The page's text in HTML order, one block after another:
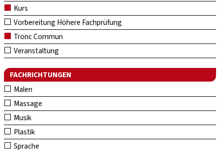
Kurs
Vorbereitung Höhere Fachprüfung
Tronc Commun
Veranstaltung
FACHRICHTUNGEN
Malen
Massage
Musik
Plastik
Sprache